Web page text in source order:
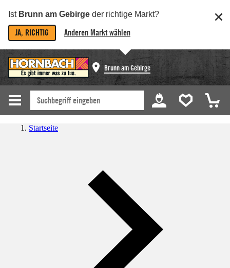
Ist Brunn am Gebirge der richtige Markt?
JA, RICHTIG Anderen Markt wählen
Brunn am Gebirge
Startseite